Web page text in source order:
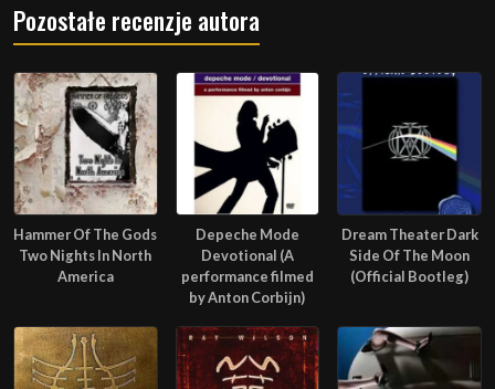
Pozostałe recenzje autora
Hammer Of The Gods
Two Nights In North
America
Depeche Mode
Devotional (A
performance filmed
by Anton Corbijn)
Dream Theater Dark
Side Of The Moon
(Official Bootleg)